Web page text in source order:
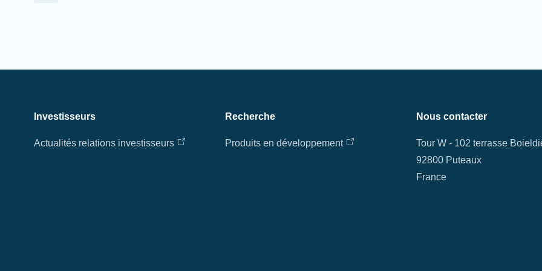
Investisseurs
Actualités relations investisseurs
Recherche
Produits en développement
Nous contacter
Tour W - 102 terrasse
92800 Puteaux
France